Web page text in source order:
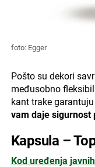
foto: Egger
Pošto su dekori
međusobno
kant trake
vam daje
Kapsula –
Kod uređenja